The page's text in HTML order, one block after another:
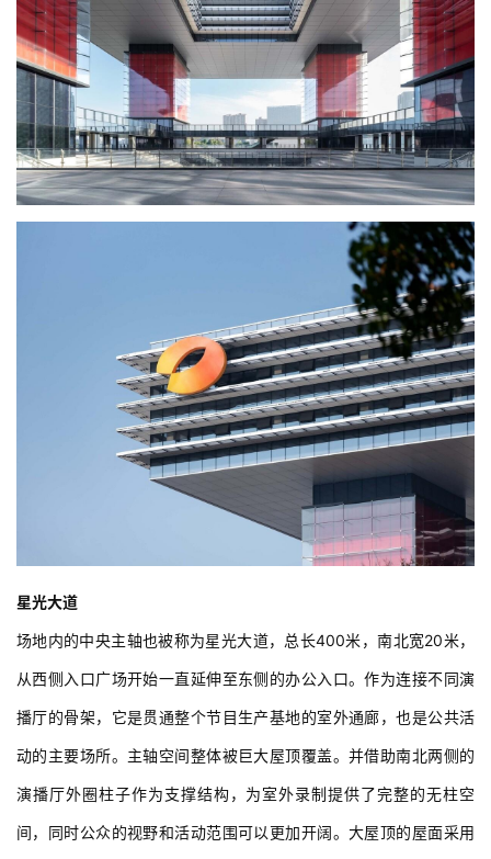
星光大道
场地内的中央主轴也被称为星光大道，总长400米，南北宽20米，
从西侧入口广场开始一直延伸至东侧的办公入口。作为连接不同演
播厅的骨架，它是贯通整个节目生产基地的室外通廊，也是公共活
动的主要场所。主轴空间整体被巨大屋顶覆盖。并借助南北两侧的
演播厅外圈柱子作为支撑结构，为室外录制提供了完整的无柱空
间，同时公众的视野和活动范围可以更加开阔。大屋顶的屋面采用